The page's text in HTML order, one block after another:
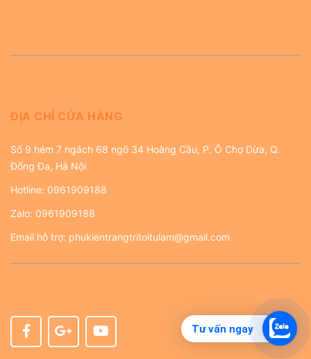
Tư vấn ngay
ĐỊA CHỈ CỬA HÀNG
Số 9 hẻm 7 ngách 68 ngõ 34 Hoàng Cầu, P. Ô Chợ Dừa, Q.
Đống Đa, Hà Nội
Hotline: 0961909188
Zalo: 0961909188
Email hỗ trợ: phukientrangtritoitulam@gmail.com